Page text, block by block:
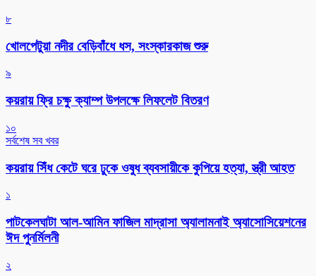
৮
খোলপেটুয়া নদীর বেড়িবাঁধে ধস, সংস্কারকাজ শুরু
৯
কয়রায় ফ্রি চক্ষু ক্যাম্প উপলক্ষে লিফলেট বিতরণ
১০
সর্বশেষ সব খবর
কয়রায় সিঁধ কেটে ঘরে ঢুকে ওষুধ ব্যবসায়ীকে কুপিয়ে হত্যা, স্ত্রী আহত
১
পাটকেলঘাটা আল-আমিন ফাজিল মাদ্রাসা অ্যালামনাই অ্যাসোসিয়েশনের
ঈদ পুনর্মিলনী
২